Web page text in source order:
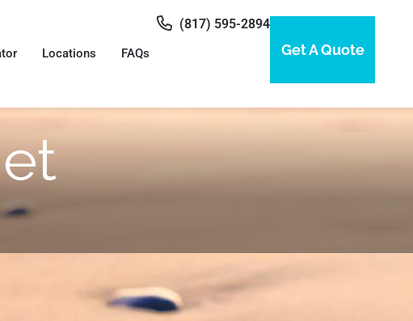
Locations FAQs
(817) 595-2894
Get A Quote